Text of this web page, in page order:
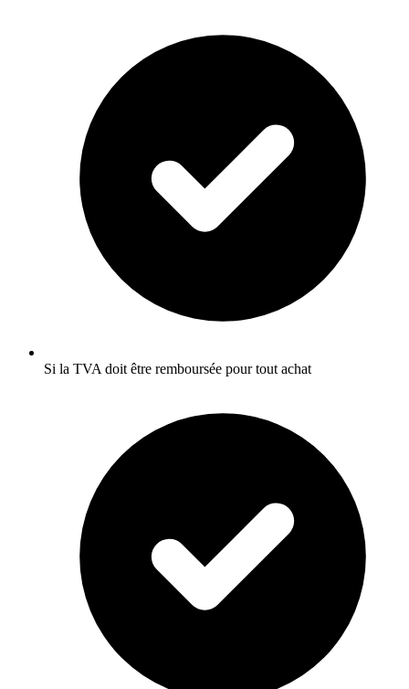
Si la TVA doit être remboursée pour tout achat